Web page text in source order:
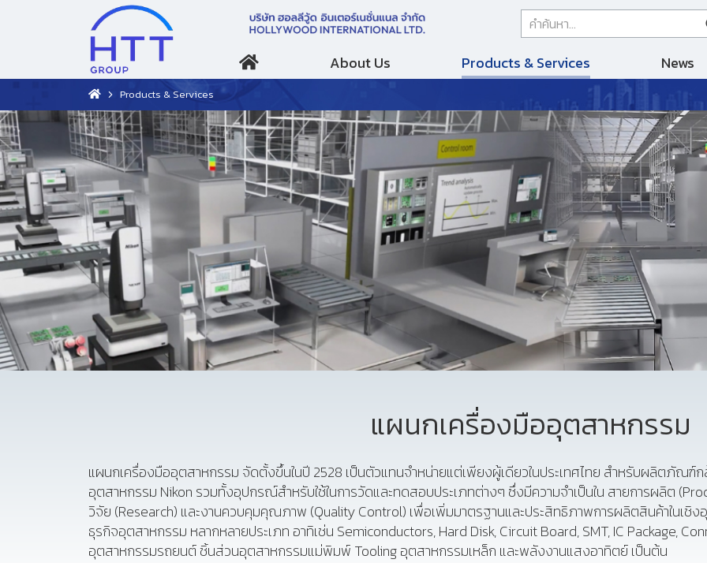
About Us Products & Services News
Products & Services
แผนกเครื่องมืออุตสาหกรรม
แผนกเครื่องมืออุตสาหกรรม จัดตั้งขึ้นในปี 2528 เป็นตัวแทนจำหน่ายแต่เพียงผู้เดียวในประเทศไทย สำหรับผลิตภัณ
อุตสาหกรรม Nikon รวมทั้งอุปกรณ์สำหรับใช้ในการวัดและทดสอบประเภทต่างๆ ซึ่งมีความจำเป็นใน สายการผลิต
วิจัย (Research) และงานควบคุมคุณภาพ (Quality Control) เพื่อเพิ่มมาตรฐานและประสิทธิภาพการผลิตสินค้าในเ
ธุรกิจอุตสาหกรรม หลากหลายประเภท อาทิเช่น Semiconductors, Hard Disk, Circuit Board, SMT, IC Package,
อุตสาหกรรมรถยนต์ ชิ้นส่วนอุตสาหกรรมแม่พิมพ์ Tooling อุตสาหกรรมเหล็ก และพลังงานแสงอาทิตย์ เป็นต้น